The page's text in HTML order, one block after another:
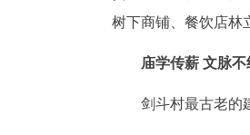
树下商铺、餐饮店林
庙学传薪 文脉不
剑斗村最古老的